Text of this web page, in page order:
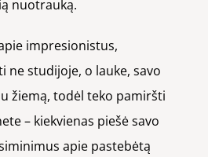
nuotrauką.
impresionistus,
ne studijoje, o lauke, savo
žiemą, todėl teko pamiršti
– kiekvienas piešė savo
apie pastebėtą